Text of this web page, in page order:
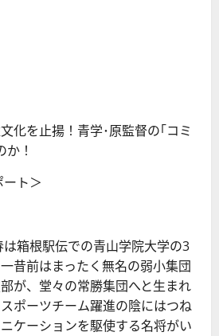
化を止揚！青学･原監督の｢コミ
！
ト＞
箱根駅伝での青山学院大学の3
昔前はまったく無名の弱小集団
が、堂々の常勝集団へと生まれ
ポーツチーム躍進の陰にはつね
ケーションを駆使する名将がい